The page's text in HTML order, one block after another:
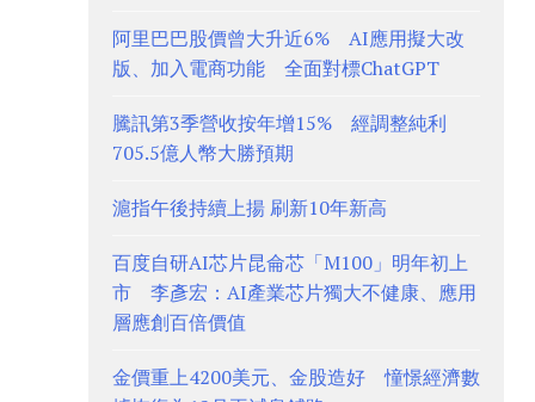
阿里巴巴股價曾大升近6% AI應用擬大改
版、加入電商功能 全面對標ChatGPT
騰訊第3季營收按年增15% 經調整純利
705.5億人幣大勝預期
滬指午後持續上揚 刷新10年新高
百度自研AI芯片昆侖芯「M100」明年初上
市 李彥宏：AI產業芯片獨大不健康、應用
層應創百倍價值
金價重上4200美元、金股造好 憧憬經濟數